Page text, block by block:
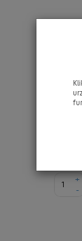
0.5oz
-
+